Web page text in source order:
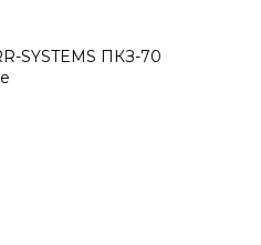
SYSTEMS ПКЗ-70